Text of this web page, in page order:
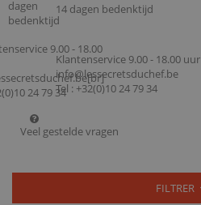
14 dagen bedenktijd
Klantenservice 9.00 - 18.00 uur
info@lessecretsduchef.be
Tel : +32(0)10 24 79 34
Veel gestelde vragen
FILTRER